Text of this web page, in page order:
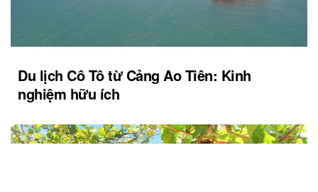
Du lịch Cô Tô từ Cảng Ao Tiên: Kinh
nghiệm hữu ích